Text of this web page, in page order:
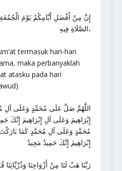
إِنَّ مِنْ أَفْضَلِ أَيَّامِكُمْ يَوْمَ
الصَّلَاةِ فِيهِ،
termasuk hari-hari
maka perbanyaklah
atasku pada hari
اللَّهُمَّ صَلِّ عَلَى مُحَمَّدٍ وَعَلَى آلِ
إِبْرَاهِيمَ وَعَلَى آلِ إِبْرَاهِيمَ إِنَّكَ
مُحَمَّدٍ وَعَلَى آلِ مُحَمَّدٍ كَمَا
إِبْرَاهِيمَ إِنَّكَ حَمِيدٌ مَجِيدٌ
رَبَّنَا هَبْ لَنَا مِنْ أَزْوَاجِنَا وَذُرِّيَّاتِنَا